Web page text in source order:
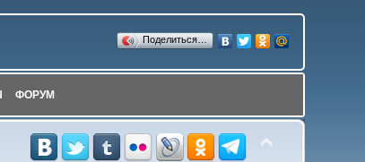
Поделиться…
ФОРУМ